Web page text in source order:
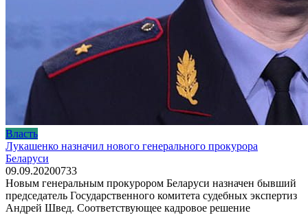
Власть
Лукашенко назначил нового генерального прокурора
Беларуси
09.09.20200733
Новым генеральным прокурором Беларуси назначен бывший
председатель Государственного комитета судебных экспертиз
Андрей Швед. Соответствующее кадровое решение